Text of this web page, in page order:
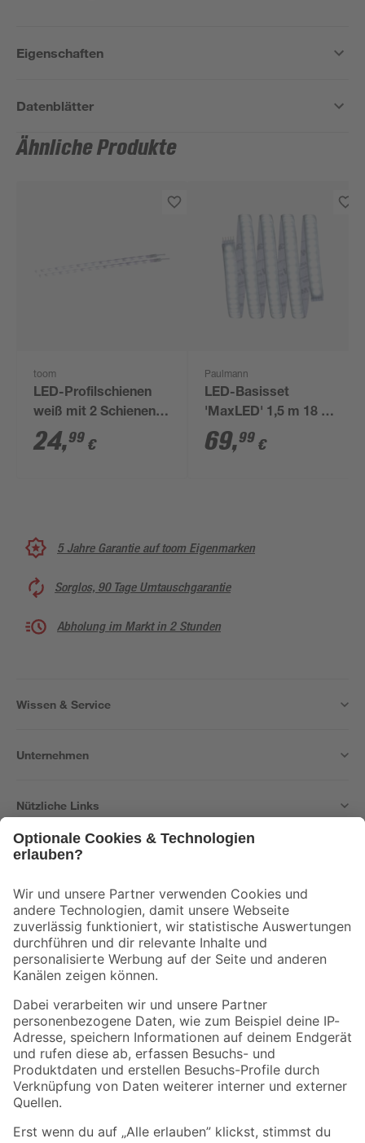
Eigenschaften
Datenblätter
Ähnliche Produkte
toom
LED-Profilschienen
weiß mit 2 Schienen a
´40 cm, Farbwechsel
dimmbar
24,99 €
Paulmann
LED-Basisset
'MaxLED' 1,5 m 18 W
1320 lm kaltweiß,
silber
69,99 €
5 Jahre Garantie auf toom Eigenmarken
Sorglos, 90 Tage Umtauschgarantie
Abholung im Markt in 2 Stunden
Wissen & Service
Unternehmen
Nützliche Links
Der toom Newsletter: Keine Angebote und Aktionen mehr verpassen!
Zur Newsletter Anmeldung
Folge uns
Zahlungsarten Versandarten
Sicher einkaufen